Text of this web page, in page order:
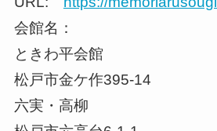
会館名：
ときわ平会館
松戸市金ケ作395-14
六実・高柳